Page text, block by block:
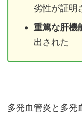
劣性が証明
重篤な肝機
出された
多発血管炎と多発